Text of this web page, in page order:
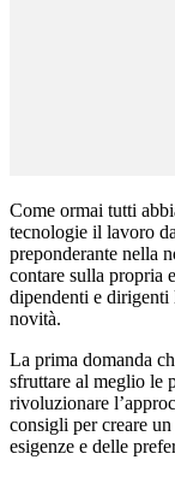
Come ormai tutti
tecnologie il lavoro
preponderante nella
contare sulla propria
dipendenti e dirigenti
novità.
La prima domanda
sfruttare al meglio le
rivoluzionare
consigli per creare un
esigenze e delle